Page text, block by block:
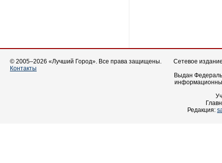
© 2005–2026 «Лучший Город». Все права защищены.
Контакты
Сетевое
Выдан
Редакция: